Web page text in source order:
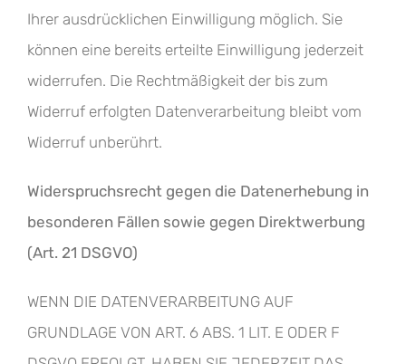
Ihrer ausdrücklichen Einwilligung möglich. Sie
können eine bereits erteilte Einwilligung jederzeit
widerrufen. Die Rechtmäßigkeit der bis zum
Widerruf erfolgten Datenverarbeitung bleibt vom
Widerruf unberührt.
Widerspruchsrecht gegen die Datenerhebung in
besonderen Fällen sowie gegen Direktwerbung
(Art. 21 DSGVO)
WENN DIE DATENVERARBEITUNG AUF
GRUNDLAGE VON ART. 6 ABS. 1 LIT. E ODER F